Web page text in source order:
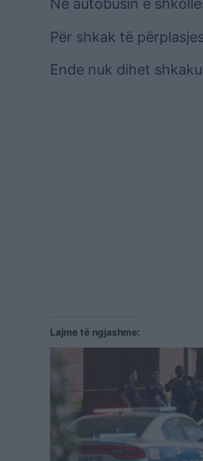
Në autobusin e
Për shkak të
Ende nuk dihet
Lajme të ngjashme: